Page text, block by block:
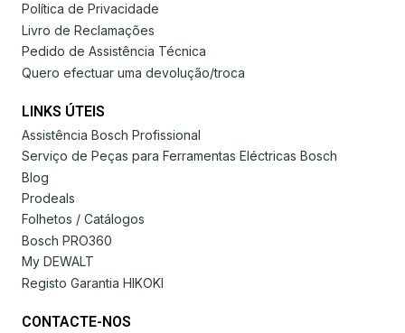
Política de Privacidade
Livro de Reclamações
Pedido de Assistência Técnica
Quero efectuar uma devolução/troca
LINKS ÚTEIS
Assistência Bosch Profissional
Serviço de Peças para Ferramentas Eléctricas Bosch
Blog
Prodeals
Folhetos / Catálogos
Bosch PRO360
My DEWALT
Registo Garantia HIKOKI
CONTACTE-NOS